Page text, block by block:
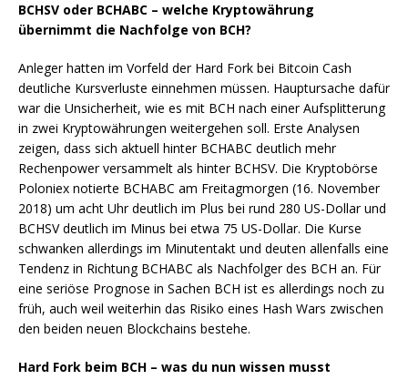
BCHSV oder BCHABC – welche Kryptowährung
übernimmt die Nachfolge von BCH?
Anleger hatten im Vorfeld der Hard Fork bei Bitcoin Cash
deutliche Kursverluste einnehmen müssen. Hauptursache dafür
war die Unsicherheit, wie es mit BCH nach einer Aufsplitterung
in zwei Kryptowährungen weitergehen soll. Erste Analysen
zeigen, dass sich aktuell hinter BCHABC deutlich mehr
Rechenpower versammelt als hinter BCHSV. Die Kryptobörse
Poloniex notierte BCHABC am Freitagmorgen (16. November
2018) um acht Uhr deutlich im Plus bei rund 280 US-Dollar und
BCHSV deutlich im Minus bei etwa 75 US-Dollar. Die Kurse
schwanken allerdings im Minutentakt und deuten allenfalls eine
Tendenz in Richtung BCHABC als Nachfolger des BCH an. Für
eine seriöse Prognose in Sachen BCH ist es allerdings noch zu
früh, auch weil weiterhin das Risiko eines Hash Wars zwischen
den beiden neuen Blockchains bestehe.
Hard Fork beim BCH – was du nun wissen musst